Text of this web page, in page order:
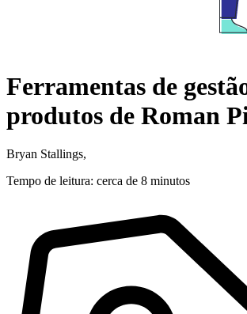
Ferramentas de
produtos de Roman
Bryan Stallings,
Tempo de leitura: cerca de 8 minutos